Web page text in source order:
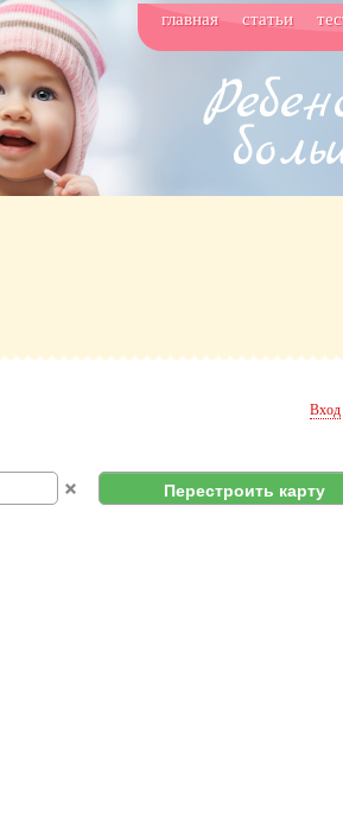
главная статьи
Вход